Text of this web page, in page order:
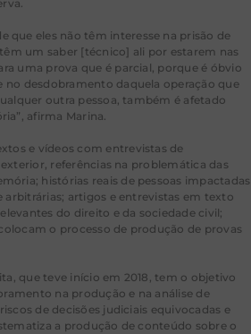
que eles não têm interesse na prisão de
um saber [técnico] ali por estarem nas
uma prova que é parcial, porque é óbvio
no desdobramento daquela operação que
outra pessoa, também é afetado
afirma Marina.
e vídeos com entrevistas de
referências na problemática das
histórias reais de pessoas impactadas
arbitrárias; artigos e entrevistas em texto
do direito e da sociedade civil;
o processo de produção de provas
que teve início em 2018, tem o objetivo
na produção e na análise de
de decisões judiciais equivocadas e
a produção de conteúdo sobre o